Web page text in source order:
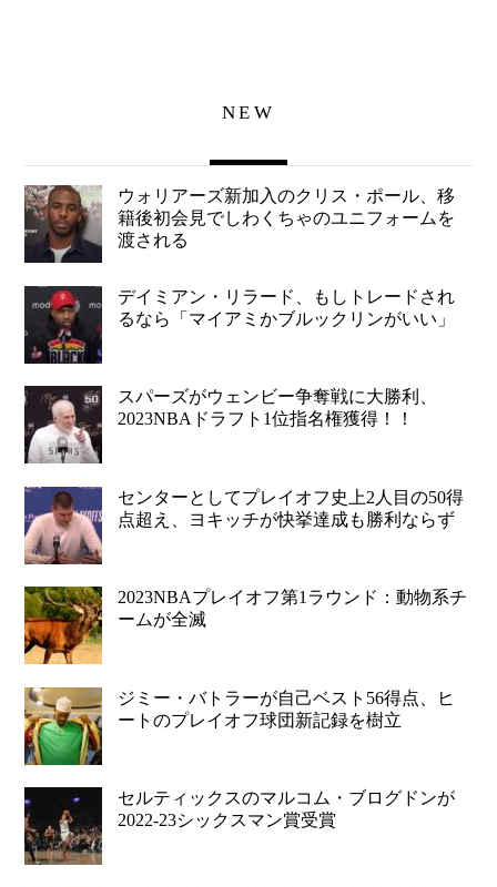
NEW
ウォリアーズ新加入のクリス・ポール、移
籍後初会見でしわくちゃのユニフォームを
渡される
デイミアン・リラード、もしトレードされ
るなら「マイアミかブルックリンがいい」
スパーズがウェンビー争奪戦に大勝利、
2023NBAドラフト1位指名権獲得！！
センターとしてプレイオフ史上2人目の50得
点超え、ヨキッチが快挙達成も勝利ならず
2023NBAプレイオフ第1ラウンド：動物系チ
ームが全滅
ジミー・バトラーが自己ベスト56得点、ヒ
ートのプレイオフ球団新記録を樹立
セルティックスのマルコム・ブログドンが
2022-23シックスマン賞受賞